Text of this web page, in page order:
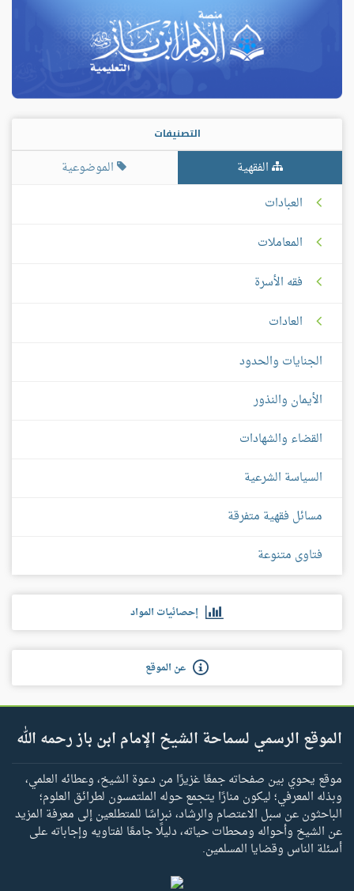
التصنيفات
الفقهية
الموضوعية
العبادات
المعاملات
فقه الأسرة
العادات
الجنايات والحدود
الأيمان والنذور
القضاء والشهادات
السياسة الشرعية
مسائل فقهية متفرقة
فتاوى متنوعة
إحصائيات المواد
عن الموقع
الموقع الرسمي لسماحة الشيخ الإمام ابن باز رحمه الله
موقع يحوي بين صفحاته جمعًا غزيرًا من دعوة الشيخ، وعطائه العلمي،
وبذله المعرفي؛ ليكون منارًا يتجمع حوله الملتمسون لطرائق العلوم؛
الباحثون عن سبل الاعتصام والرشاد، نبراسًا للمتطلعين إلى معرفة المزيد
عن الشيخ وأحواله ومحطات حياته، دليلًا جامعًا لفتاويه وإجاباته على
أسئلة الناس وقضايا المسلمين.